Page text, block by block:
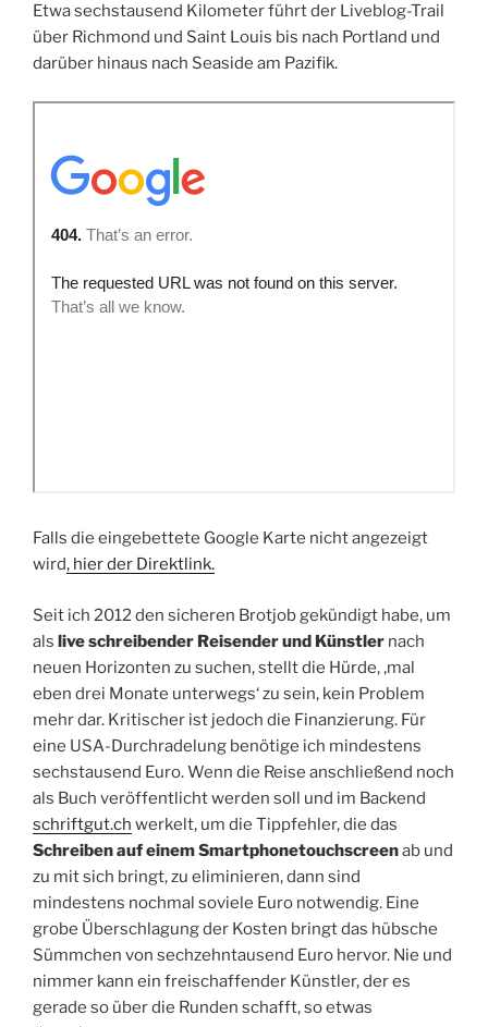
Etwa sechstausend Kilometer führt der Liveblog-Trail
über Richmond und Saint Louis bis nach Portland und
darüber hinaus nach Seaside am Pazifik.
Falls die eingebettete Google Karte nicht angezeigt
wird, hier der Direktlink.
Seit ich 2012 den sicheren Brotjob gekündigt habe, um
als live schreibender Reisender und Künstler nach
neuen Horizonten zu suchen, stellt die Hürde, ‚mal
eben drei Monate unterwegs‘ zu sein, kein Problem
mehr dar. Kritischer ist jedoch die Finanzierung. Für
eine USA-Durchradelung benötige ich mindestens
sechstausend Euro. Wenn die Reise anschließend noch
als Buch veröffentlicht werden soll und im Backend
schriftgut.ch werkelt, um die Tippfehler, die das
Schreiben auf einem Smartphonetouchscreenab und
zu mit sich bringt, zu eliminieren, dann sind
mindestens nochmal soviele Euro notwendig. Eine
grobe Überschlagung der Kosten bringt das hübsche
Sümmchen von sechzehntausend Euro hervor. Nie und
nimmer kann ein freischaffender Künstler, der es
gerade so über die Runden schafft, so etwas